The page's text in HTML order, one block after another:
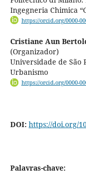
Ingegneria Chimica
https://orcid.org/0000-
Cristiane Aun
(Organizador)
Universidade de São
Urbanismo
https://orcid.org/0000-
DOI: https://doi.org/
Palavras-chave: